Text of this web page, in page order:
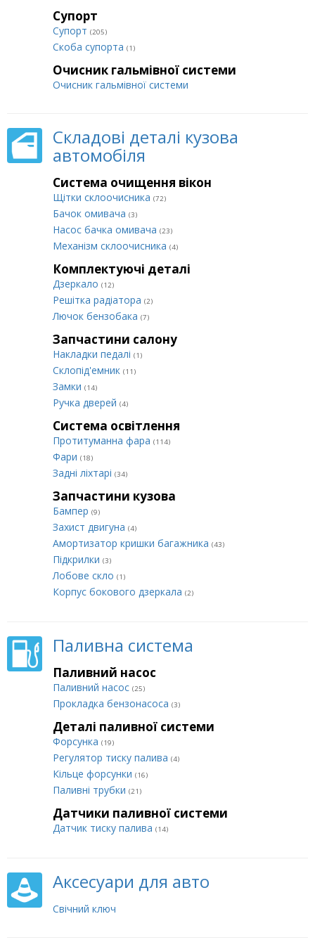
Супорт
Супорт (205)
Cкоба супорта (1)
Очисник гальмівної системи
Очисник гальмівної системи
Складові деталі кузова
автомобіля
Система очищення вікон
Щітки склоочисника (72)
Бачок омивача (3)
Насос бачка омивача (23)
Механізм склоочисника (4)
Комплектуючі деталі
Дзеркало (12)
Решітка радіатора (2)
Лючок бензобака (7)
Запчастини салону
Накладки педалі (1)
Склопід'емник (11)
Замки (14)
Ручка дверей (4)
Система освітлення
Протитуманна фара (114)
Фари (18)
Задні ліхтарі (34)
Запчастини кузова
Бампер (9)
Захист двигуна (4)
Амортизатор кришки багажника (43)
Підкрилки (3)
Лобове скло (1)
Корпус бокового дзеркала (2)
Паливна система
Паливний насос
Паливний насос (25)
Прокладка бензонасоса (3)
Деталі паливної системи
Форсунка (19)
Регулятор тиску палива (4)
Кільце форсунки (16)
Паливні трубки (21)
Датчики паливної системи
Датчик тиску палива (14)
Аксесуари для авто
Свічний ключ